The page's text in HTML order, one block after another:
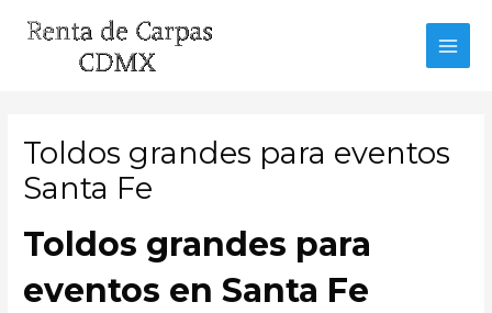
Toldos grandes para eventos
Santa Fe
Toldos grandes para
eventos en Santa Fe